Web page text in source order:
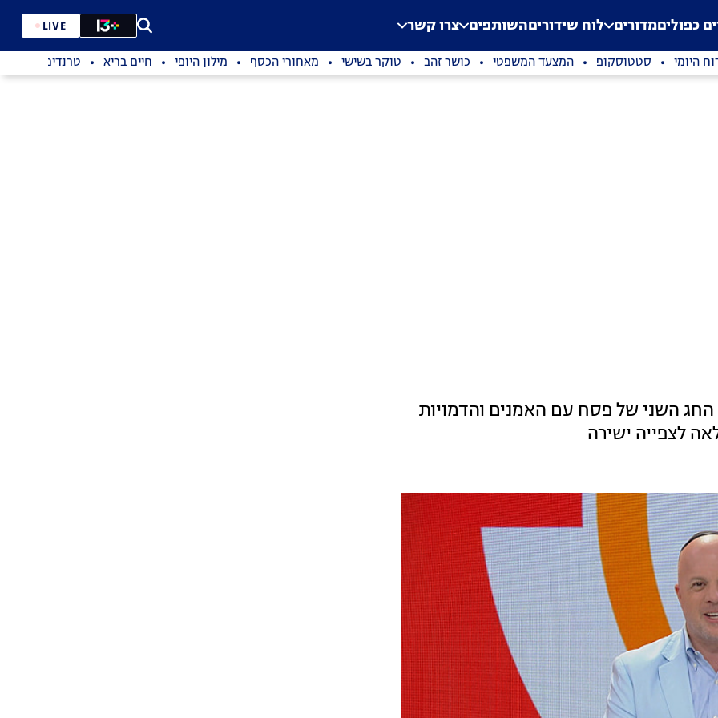
Application error: a
. כפוליםמדורים לוח שידוריםהשותפים צרו קשר LIVE
היומי סטטוסקופ המצעד המשפטי כושר זהב טוקר בשישי מאחורי הכסף מילון היופי חיים בריא טרנדים
השני של פסח עם האמנים והדמויות
לצפייה ישירה